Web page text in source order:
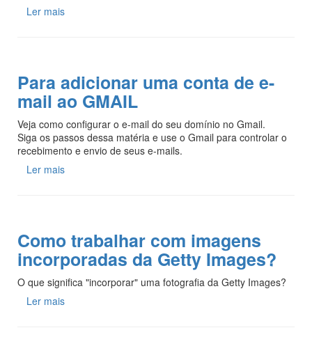
Ler mais
Para adicionar uma conta de e-
mail ao GMAIL
Veja como configurar o e-mail do seu domínio no Gmail.
Siga os passos dessa matéria e use o Gmail para controlar o
recebimento e envio de seus e-mails.
Ler mais
Como trabalhar com imagens
incorporadas da Getty Images?
O que significa "incorporar" uma fotografia da Getty Images?
Ler mais